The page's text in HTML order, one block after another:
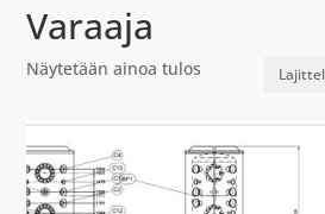
Varaaja
Näytetään ainoa tulos